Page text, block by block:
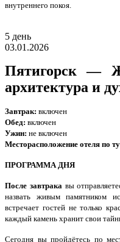
внутреннего покоя.
5 день
03.01.2026
Пятигорск —
архитектура и
Завтрак: включен
Обед: включен
Ужин: не включен
Месторасположение отеля по
ПРОГРАММА ДНЯ
После завтракавы
назвать живым памятником
встречает гостей не только
каждый камень хранит свои
Сегодня вы пройдётесь по